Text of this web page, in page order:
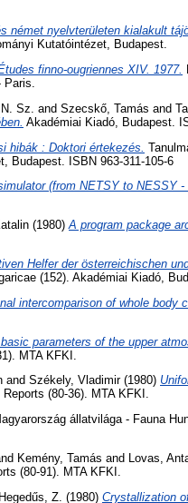
német nyelvterületen kialakult
Kutatóintézet, Budapest.
finno-ougriennes XIV. 1977.
Paris.
Sz. and Szecskő, Tamás and
Akadémiai Kiadó, Budapest.
hibák : Doktori értekezés.
Budapest. ISBN 963-311-105-6
(from NETSY to NESSY -
(1980)A program package
Helfer der österreichischen
(152). Akadémiai Kiadó,
intercomparison of whole body
parameters of the upper
MTA KFKI.
and Székely, Vladimir(1980)
Reports (80-36). MTA KFKI.
állatvilága - Fauna
Kemény, Tamás and Lovas,
(80-91). MTA KFKI.
Hegedűs, Z. (1980) Crystallization